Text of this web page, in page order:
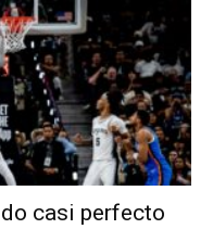
casi perfecto